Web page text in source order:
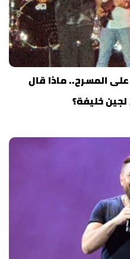
على المسرح.. ماذا قال
خليفة؟